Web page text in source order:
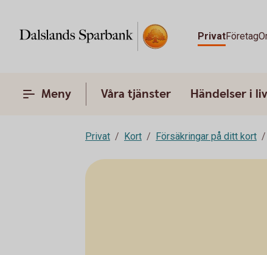
PrivatFöretag
Meny Våra tjänster Händelser i
Privat Kort Försäkringar på ditt kort